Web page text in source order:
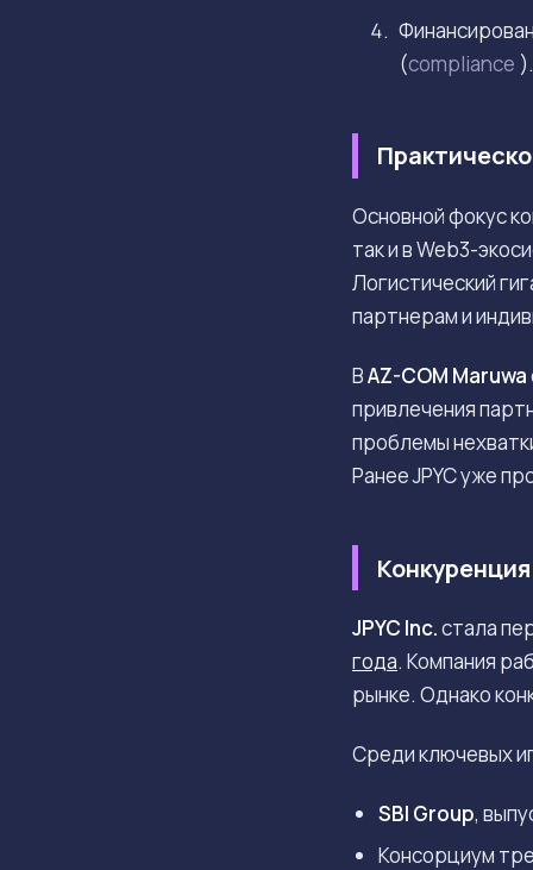
(compliance
Основной фокус
так и в Web3-
Логистический
партнерам и
ВAZ-COM Maruwa
привлечения
проблемы
Ранее JPYC уже
JPYC Inc.стала
года. Компания
рынке. Однако
Среди ключевых
SBI Group,
Консорциум